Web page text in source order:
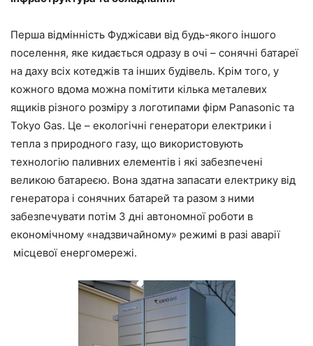
Перша відмінність Фуджісави від будь-якого іншого
поселення, яке кидається одразу в очі – сонячні батареї
на даху всіх котеджів та інших будівель. Крім того, у
кожного вдома можна помітити кілька металевих
ящиків різного розміру з логотипами фірм Panasonic та
Tokyo Gas. Це – екологічні генератори електрики і
тепла з природного газу, що використовують
технологію паливних елементів і які забезпечені
великою батареєю. Вона здатна запасати електрику від
генератора і сонячних батарей та разом з ними
забезпечувати потім 3 дні автономної роботи в
економічному «надзвичайному» режимі в разі аварії
місцевої енергомережі.